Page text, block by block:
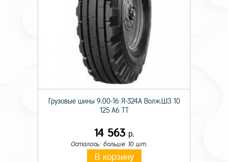
Грузовые шины 9.00-16 Я-324А Волж.ШЗ 10
125 A6 TT
14 563р.
Осталось: больше 10 шт.
В корзину